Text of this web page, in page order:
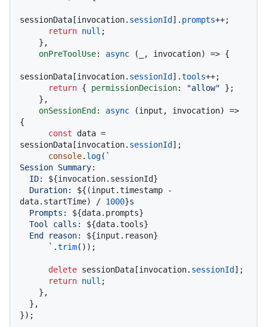
sessionData[invocation. sessionId ]. prompts++;
return null ;
onPreToolUse: async (_, invocation) => {
sessionData[invocation. sessionId ].tools++;
return { permissionDecision: "allow" };
onSessionEnd : async (input, invocation) =>
{
const data =
sessionData[invocation. sessionId ];
console. log( `
Session Summary:
  ID:
${invocation.sessionId}
  Duration:
${(input.timestamp -
data.startTime) / 1000}s
  Prompts:
${data.prompts}
  Tool calls:
${data.tools}
  End reason:
${input.reason}
      `
.trim());
delete sessionData[invocation. sessionId ];
return null ;